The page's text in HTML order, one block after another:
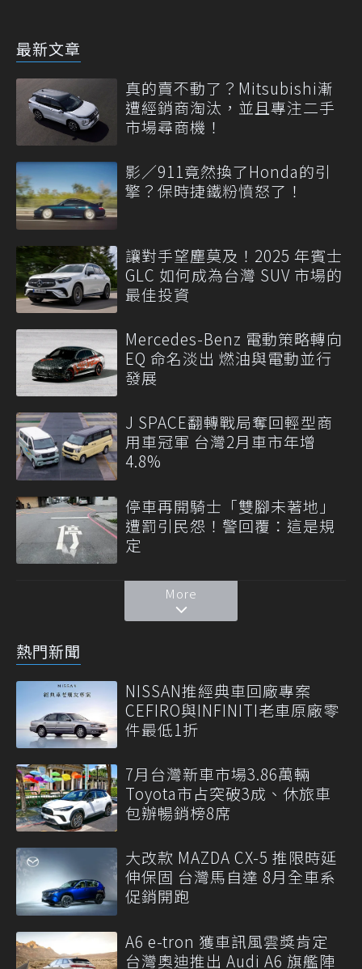
最新文章
真的賣不動了？Mitsubishi漸
遭經銷商淘汰，並且專注二手
市場尋商機！
影／911竟然換了Honda的引
擎？保時捷鐵粉憤怒了！
讓對手望塵莫及！2025 年賓士
GLC 如何成為台灣 SUV 市場的
最佳投資
Mercedes-Benz 電動策略轉向
EQ 命名淡出 燃油與電動並行
發展
J SPACE翻轉戰局奪回輕型商
用車冠軍 台灣2月車市年增
4.8%
停車再開騎士「雙腳未著地」
遭罰引民怨！警回覆：這是規
定
More
熱門新聞
NISSAN推經典車回廠專案
CEFIRO與INFINITI老車原廠零
件最低1折
7月台灣新車市場3.86萬輛
Toyota市占突破3成、休旅車
包辦暢銷榜8席
大改款 MAZDA CX-5 推限時延
伸保固 台灣馬自達 8月全車系
促銷開跑
A6 e-tron 獲車訊風雲獎肯定
台灣奧迪推出 Audi A6 旗艦陣